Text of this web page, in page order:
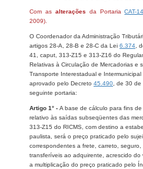
Com as alterações da PortariaCAT-
2009).
O Coordenador da Administração
artigos 28-A, 28-B e 28-C da Lei 6.374 ,
41, caput, 313-Z15 e 313-Z16 do
Relativas à Circulação de Mercadorias e
Transporte Interestadual e Intermunicipal
aprovado pelo Decreto 45.490 , de 30
seguinte portaria:
Artigo 1° - A base de cálculo para fins
relativo às saídas subseqüentes das
313-Z15 do RICMS, com destino a
paulista, será o preço praticado pelo
correspondentes a frete, carreto,
transferíveis ao adquirente, acrescido
a multiplicação do preço praticado pelo